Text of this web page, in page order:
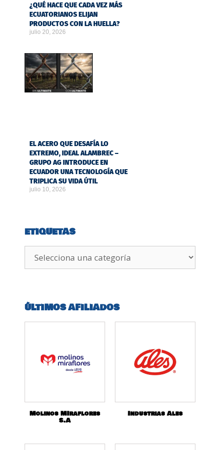
¿QUÉ HACE QUE CADA VEZ MÁS
ECUATORIANOS ELIJAN
PRODUCTOS CON LA HUELLA?
julio 20, 2026
EL ACERO QUE DESAFÍA LO
EXTREMO, IDEAL ALAMBREC –
GRUPO AG INTRODUCE EN
ECUADOR UNA TECNOLOGÍA QUE
TRIPLICA SU VIDA ÚTIL
julio 10, 2026
ETIQUETAS
ÚLTIMOS AFILIADOS
Molinos MIraflores
S.A
Industrias Ales